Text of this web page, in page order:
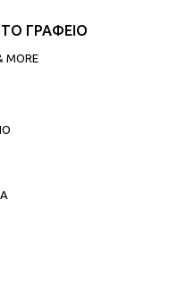
ΤΟ ΓΡΑΦΕΙΟ
MORE